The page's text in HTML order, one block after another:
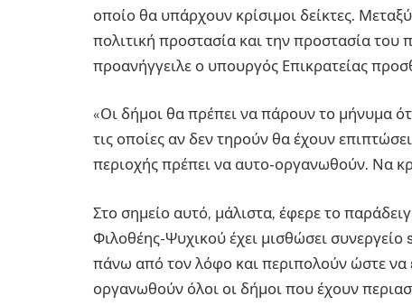
οποίο θα υπάρχουν κρίσιμοι δείκτες.
πολιτική προστασία και την προστασία του
προανήγγειλε ο υπουργός Επικρατείας
«Οι δήμοι θα πρέπει να πάρουν το μήνυμα
τις οποίες αν δεν τηρούν θα έχουν
περιοχής πρέπει να αυτο-οργανωθούν. Να
Στο σημείο αυτό, μάλιστα, έφερε το
Φιλοθέης-Ψυχικού έχει μισθώσει
πάνω από τον λόφο και περιπολούν ώστε να
οργανωθούν όλοι οι δήμοι που έχουν